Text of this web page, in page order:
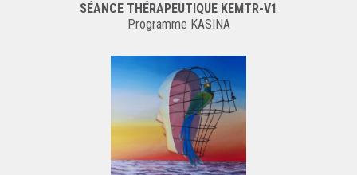
SÉANCE THÉRAPEUTIQUE KEMTR-V1
Programme KASINA